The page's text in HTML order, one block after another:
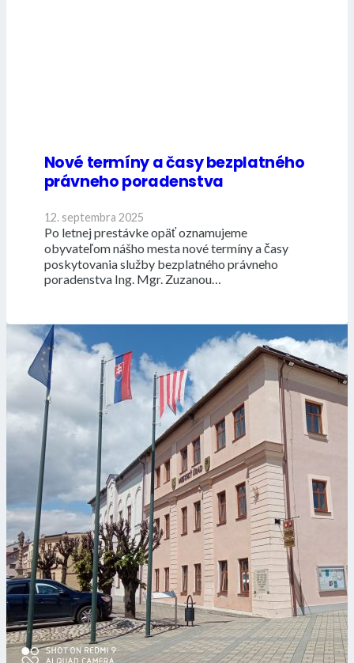
Nové termíny a časy bezplatného
právneho poradenstva
12. septembra 2025
Po letnej prestávke opäť oznamujeme
obyvateľom nášho mesta nové termíny a časy
poskytovania služby bezplatného právneho
poradenstva Ing. Mgr. Zuzanou…